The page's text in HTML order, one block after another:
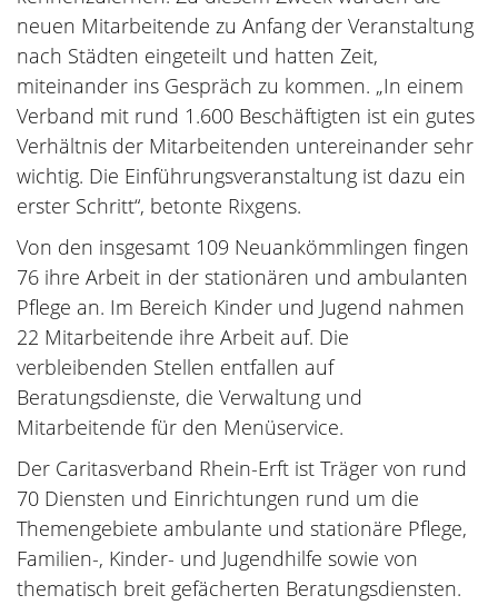
neuen Mitarbeitende zu Anfang der Veranstaltung
nach Städten eingeteilt und hatten Zeit,
miteinander ins Gespräch zu kommen. „In einem
Verband mit rund 1.600 Beschäftigten ist ein gutes
Verhältnis der Mitarbeitenden untereinander sehr
wichtig. Die Einführungsveranstaltung ist dazu ein
erster Schritt“, betonte Rixgens.
Von den insgesamt 109 Neuankömmlingen fingen
76 ihre Arbeit in der stationären und ambulanten
Pflege an. Im Bereich Kinder und Jugend nahmen
22 Mitarbeitende ihre Arbeit auf. Die
verbleibenden Stellen entfallen auf
Beratungsdienste, die Verwaltung und
Mitarbeitende für den Menüservice.
Der Caritasverband Rhein-Erft ist Träger von rund
70 Diensten und Einrichtungen rund um die
Themengebiete ambulante und stationäre Pflege,
Familien-, Kinder- und Jugendhilfe sowie von
thematisch breit gefächerten Beratungsdiensten.